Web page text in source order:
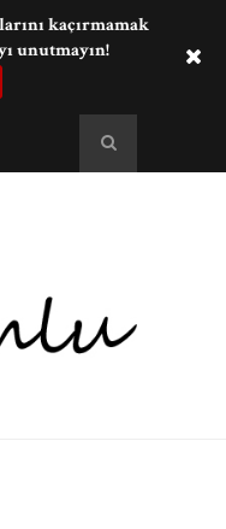
kaçırmamak
unutmayın!